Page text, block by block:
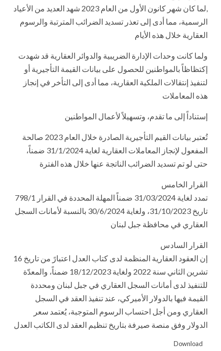
,لما كان شهر كانون الأول من العام 2023 شهد العديد من الأعياد
الرسمية، مما أدى إلى تعذر تسديد الضرائب المترتبة والرسوم
العقارية خلال هذه الأيام
ولما كانت وحدات الإدارة الضريبية والدوائر العقارية قد شهدت
إكتظاظاً بالمواطنين للحصول على بيانات القيمة التأجيرية أو
لتنفيذ إنتقالات الملكية العقارية، مما أدى إلى التأخر في إنجاز
هذه المعاملات
إستناداً إلى ما تقدم، وتسهيلاً لأعمال المواطنين
تُعتبر بيانات القيم التأجيرية الصادرة خلال العام 2023 صالحة
المفعول لإنجاز المعاملات العقارية لغاية 31/1/2024 ضمناً،
حتى لو تم تسديد الضرائب الناتجة عنها خلال هذه الفترة
القرار الخامس
تمدد لغاية 31/03/2024 ضمناً المهلة المحددة في القرار 798/1
تاريخ 31/10/2023، ولغاية 30/6/2024 بالنسبة لأمانات السجل
العقاري في محافظة جبل لبنان
القرار السادس
إن العقود العقارية المنظمة لدى كتاب العدل اعتبارً من تاريخ 16
تشرين الثاني سنة 2022 ولغاية 18/12/2023 ضمناً، والمعدّة
للتنفيذ لدى أمانات السجل العقاري في جبل لبنان ومحددة
القيمة فيها بالدولار الأميركي، عند تنفيذ العقد في السجل
العقاري ومن أجل احتساب الرسوم المتوجبة، يُعتمد سعر
الدولار وفق منصة صيرفة بتاريخ تنظيم العقد لدى الكاتب العدل
Download